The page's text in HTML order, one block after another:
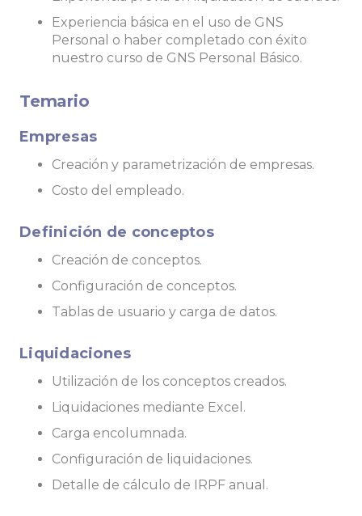
Experiencia básica en el uso de GNS
Personal o haber completado con éxito
nuestro curso de GNS Personal Básico.
Temario
Empresas
Creación y parametrización de empresas.
Costo del empleado.
Definición de conceptos
Creación de conceptos.
Configuración de conceptos.
Tablas de usuario y carga de datos.
Liquidaciones
Utilización de los conceptos creados.
Liquidaciones mediante Excel.
Carga encolumnada.
Configuración de liquidaciones.
Detalle de cálculo de IRPF anual.